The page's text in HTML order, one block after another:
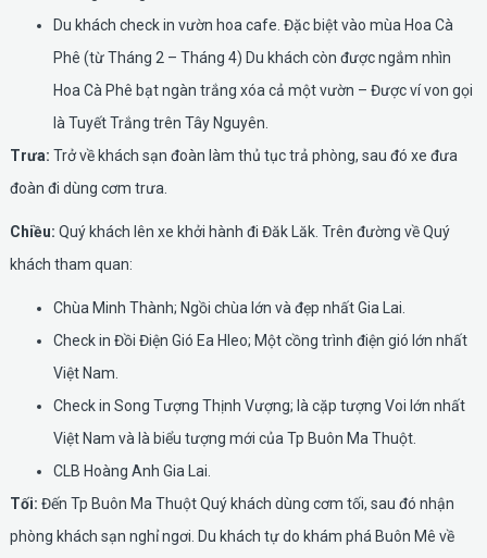
Du khách check in vườn hoa cafe. Đặc biệt vào mùa Hoa Cà
Phê (từ Tháng 2 – Tháng 4) Du khách còn được ngắm nhìn
Hoa Cà Phê bạt ngàn trắng xóa cả một vườn – Được ví von gọi
là Tuyết Trắng trên Tây Nguyên.
Trưa: Trở về khách sạn đoàn làm thủ tục trả phòng, sau đó xe đưa
đoàn đi dùng cơm trưa.
Chiều: Quý khách lên xe khởi hành đi Đăk Lăk. Trên đường về Quý
khách tham quan:
Chùa Minh Thành; Ngồi chùa lớn và đẹp nhất Gia Lai.
Check in Đồi Điện Gió Ea Hleo; Một cồng trình điện gió lớn nhất
Việt Nam.
Check in Song Tượng Thịnh Vượng; là cặp tượng Voi lớn nhất
Việt Nam và là biểu tượng mới của Tp Buôn Ma Thuột.
CLB Hoàng Anh Gia Lai.
Tối: Đến Tp Buôn Ma Thuột Quý khách dùng cơm tối, sau đó nhận
phòng khách sạn nghỉ ngơi. Du khách tự do khám phá Buôn Mê về